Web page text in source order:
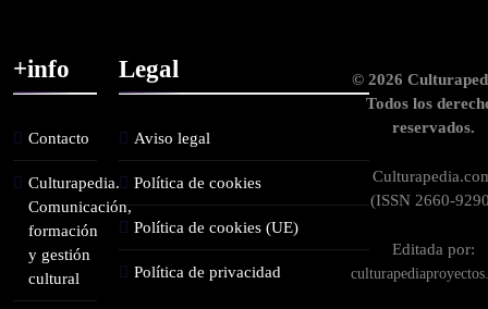
+info
Contacto
Culturapedia.
Comunicación,
formación
y gestión
cultural
Legal
Aviso legal
Política de cookies
Política de cookies (UE)
Política de privacidad
© 2026
Todos los
reservados.
(ISSN 2660-
Editada por: